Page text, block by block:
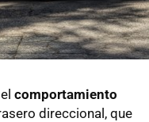
comportamiento
direccional, que